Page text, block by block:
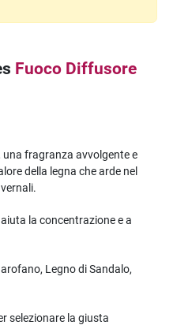
Fuoco Diffusore
una fragranza avvolgente e
della legna che arde nel
la concentrazione e a
Legno di Sandalo,
selezionare la giusta